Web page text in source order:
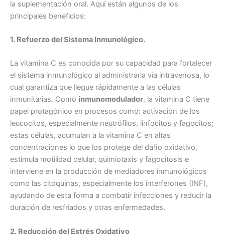
la suplementación oral. Aquí están algunos de los
principales beneficios:
1. Refuerzo del Sistema Inmunológico.
La vitamina C es conocida por su capacidad para fortalecer
el sistema inmunológico al administrarla vía intravenosa, lo
cual garantiza que llegue rápidamente a las células
inmunitarias. Como inmunomodulador, la vitamina C tiene
papel protagónico en procesos como: activación de los
leucocitos, especialmente neutrófilos, linfocitos y fagocitos;
estas células, acumulan a la vitamina C en altas
concentraciones lo que los protege del daño oxidativo,
estimula motilidad celular, quimiotaxis y fagocitosis e
interviene en la producción de mediadores inmunológicos
como las citoquinas, especialmente los interferones (INF),
ayudando de esta forma a combatir infecciones y reducir la
duración de resfriados y otras enfermedades.
2. Reducción del Estrés Oxidativo